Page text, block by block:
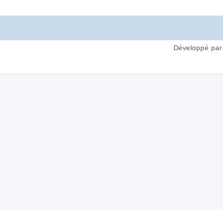
Développé par